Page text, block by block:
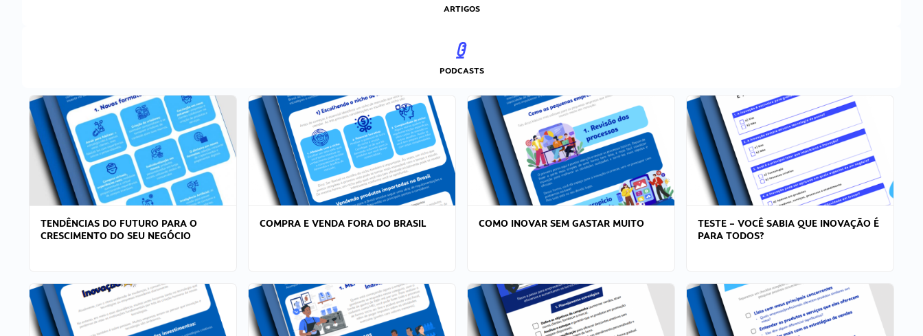
ARTIGOS
PODCASTS
TENDÊNCIAS DO FUTURO PARA O
CRESCIMENTO DO SEU NEGÓCIO
COMPRA E VENDA FORA DO BRASIL COMO INOVAR SEM GASTAR MUITO
TESTE – VOCÊ SABIA QUE INOVAÇÃO É
PARA TODOS?